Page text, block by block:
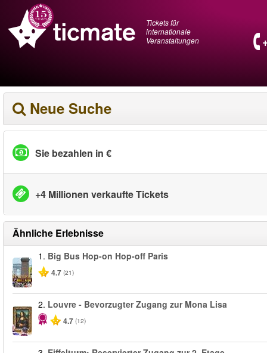
Tickets für
internationale
Veranstaltungen
Neue Suche
Sie bezahlen in €
+4 Millionen verkaufte Tickets
Ähnliche Erlebnisse
1. Big Bus Hop-on Hop-off Paris
4.7 (21)
2. Louvre - Bevorzugter Zugang zur Mona Lisa
4.7 (12)